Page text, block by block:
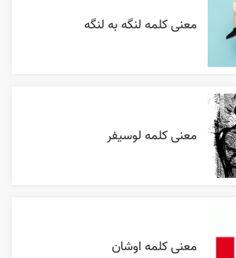
معنی کلمه لنگه به لنگه
معنی کلمه لوسیفر
معنی کلمه اوشان